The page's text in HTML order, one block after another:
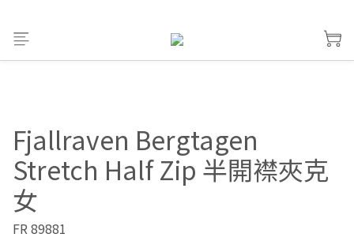
Fjallraven Bergtagen
Stretch Half Zip 半開襟夾克
女
FR 89881